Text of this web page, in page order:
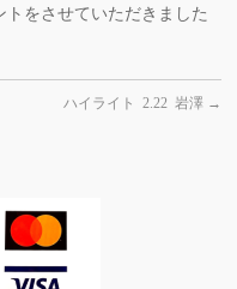
をさせていただきました
ハイライト 2.22 岩澤 →